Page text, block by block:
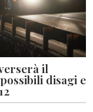
il
disagi e